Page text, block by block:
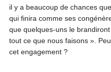
il y a beaucoup de chances
qui finira comme ses
que quelques-uns le
tout ce que nous faisons ».
cet engagement ?